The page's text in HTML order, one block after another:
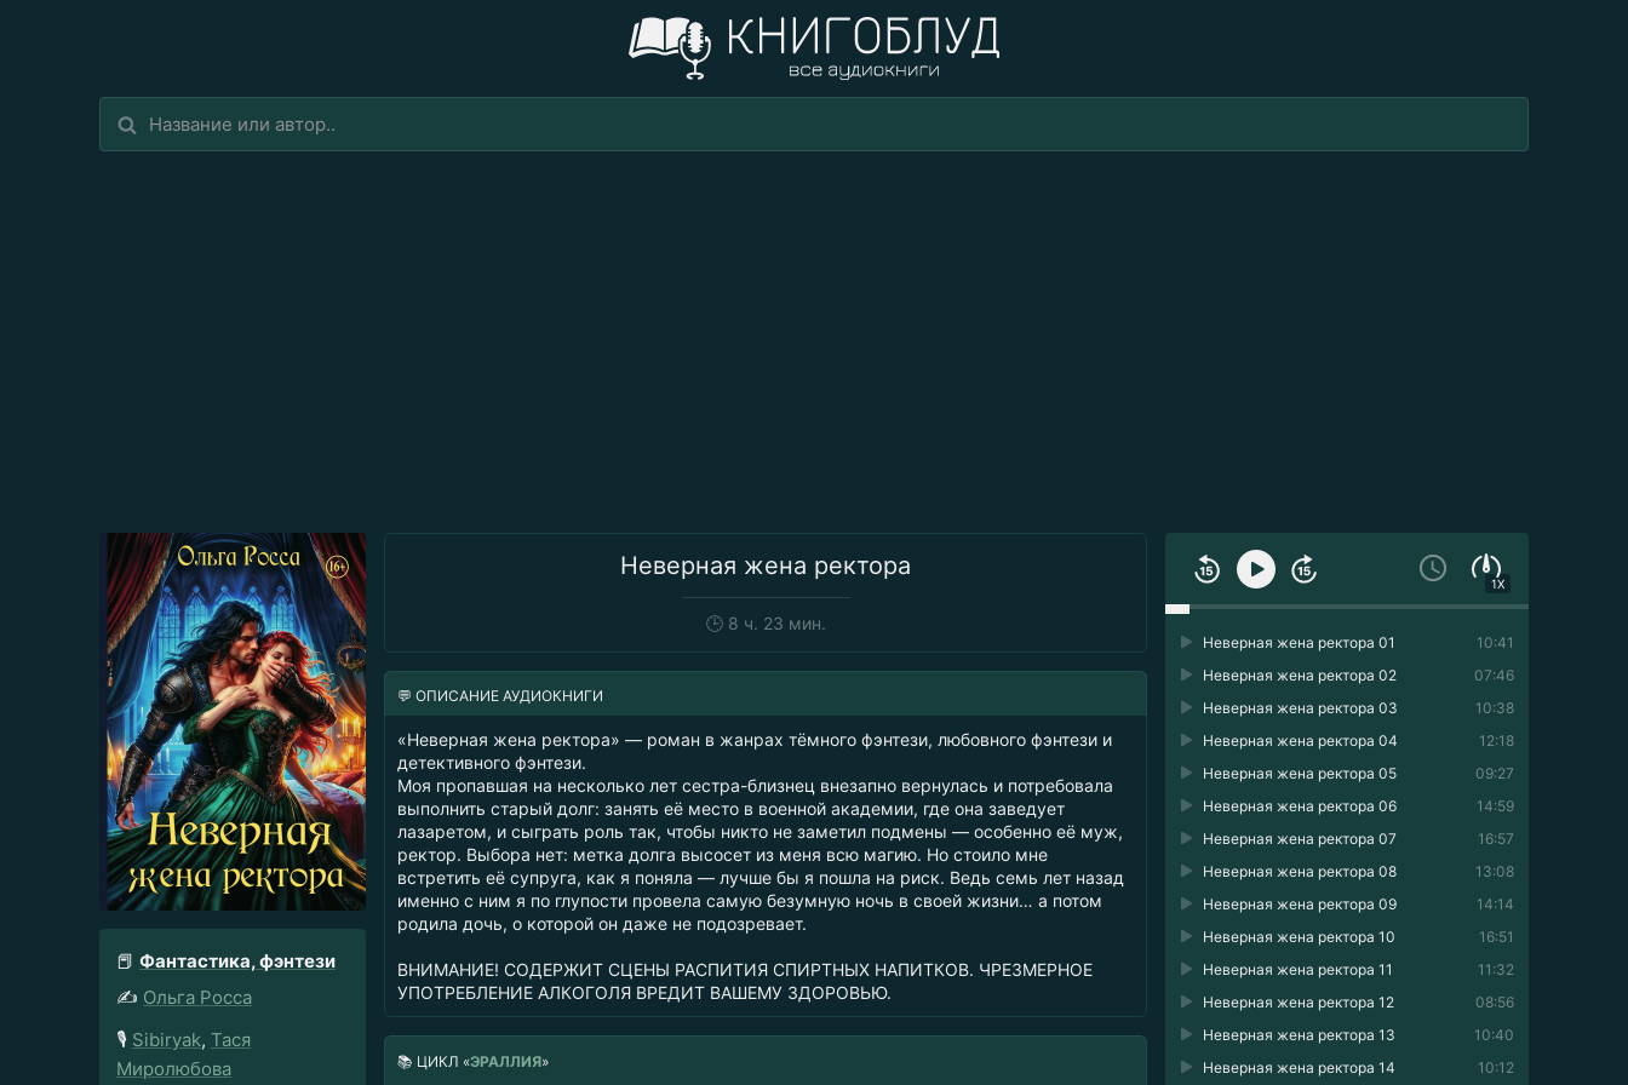
Неверная жена ректора
🕒8 ч. 23 мин.
📕 Фантастика, фэнтези
✍️ Ольга Росса
🎙️ Sibiryak, Тася
Миролюбова
1X
10:41
Неверная жена ректора 01
07:46
Неверная жена ректора 02
10:38
Неверная жена ректора 03
12:18
Неверная жена ректора 04
09:27
Неверная жена ректора 05
14:59
Неверная жена ректора 06
16:57
Неверная жена ректора 07
13:08
Неверная жена ректора 08
14:14
Неверная жена ректора 09
16:51
Неверная жена ректора 10
11:32
Неверная жена ректора 11
08:56
Неверная жена ректора 12
10:40
Неверная жена ректора 13
10:12
Неверная жена ректора 14
💬 ОПИСАНИЕ АУДИОКНИГИ
«Неверная жена ректора» — роман в жанрах тёмного фэнтези, любовного фэнтези и
детективного фэнтези.
Моя пропавшая на несколько лет сестра-близнец внезапно вернулась и потребовала
выполнить старый долг: занять её место в военной академии, где она заведует
лазаретом, и сыграть роль так, чтобы никто не заметил подмены — особенно её муж,
ректор. Выбора нет: метка долга высосет из меня всю магию. Но стоило мне
встретить её супруга, как я поняла — лучше бы я пошла на риск. Ведь семь лет назад
именно с ним я по глупости провела самую безумную ночь в своей жизни… а потом
родила дочь, о которой он даже не подозревает.
ВНИМАНИЕ! СОДЕРЖИТ СЦЕНЫ РАСПИТИЯ СПИРТНЫХ НАПИТКОВ. ЧРЕЗМЕРНОЕ
УПОТРЕБЛЕНИЕ АЛКОГОЛЯ ВРЕДИТ ВАШЕМУ ЗДОРОВЬЮ.
📚 ЦИКЛ «ЭРАЛЛИЯ»